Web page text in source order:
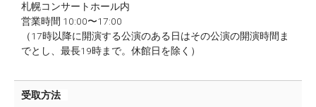
札幌コンサートホール内
営業時間 10:00〜17:00
（17時以降に開演する公演のある日はその公演の開演時間ま
でとし、最長19時まで。休館日を除く）
受取方法